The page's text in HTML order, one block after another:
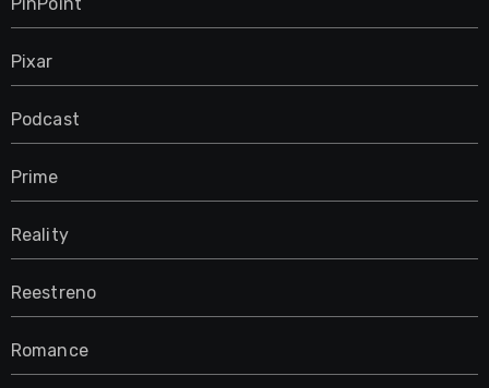
Pixar
Podcast
Prime
Reality
Reestreno
Romance